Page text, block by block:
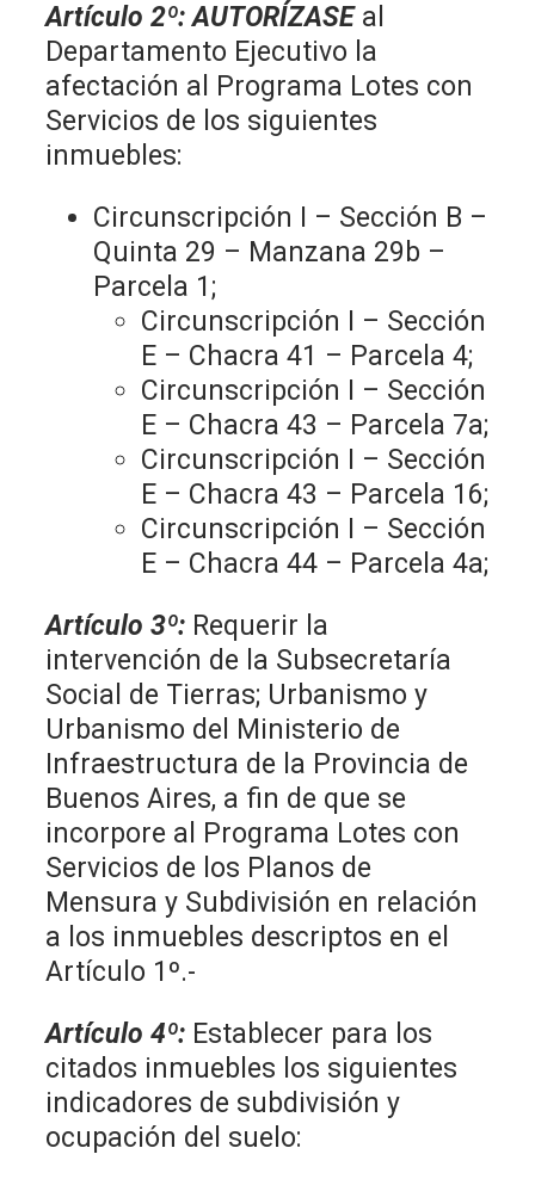
Artículo 2º: AUTORÍZASEal
Departamento Ejecutivo la
afectación al Programa Lotes con
Servicios de los siguientes
inmuebles:
Circunscripción I – Sección B –
Quinta 29 – Manzana 29b –
Parcela 1;
Circunscripción I – Sección
E – Chacra 41 – Parcela 4;
Circunscripción I – Sección
E – Chacra 43 – Parcela 7a;
Circunscripción I – Sección
E – Chacra 43 – Parcela 16;
Circunscripción I – Sección
E – Chacra 44 – Parcela 4a;
Artículo 3º: Requerir la
intervención de la Subsecretaría
Social de Tierras; Urbanismo y
Urbanismo del Ministerio de
Infraestructura de la Provincia de
Buenos Aires, a fin de que se
incorpore al Programa Lotes con
Servicios de los Planos de
Mensura y Subdivisión en relación
a los inmuebles descriptos en el
Artículo 1º.-
Artículo 4º: Establecer para los
citados inmuebles los siguientes
indicadores de subdivisión y
ocupación del suelo: